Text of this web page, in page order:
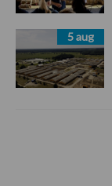
5 aug